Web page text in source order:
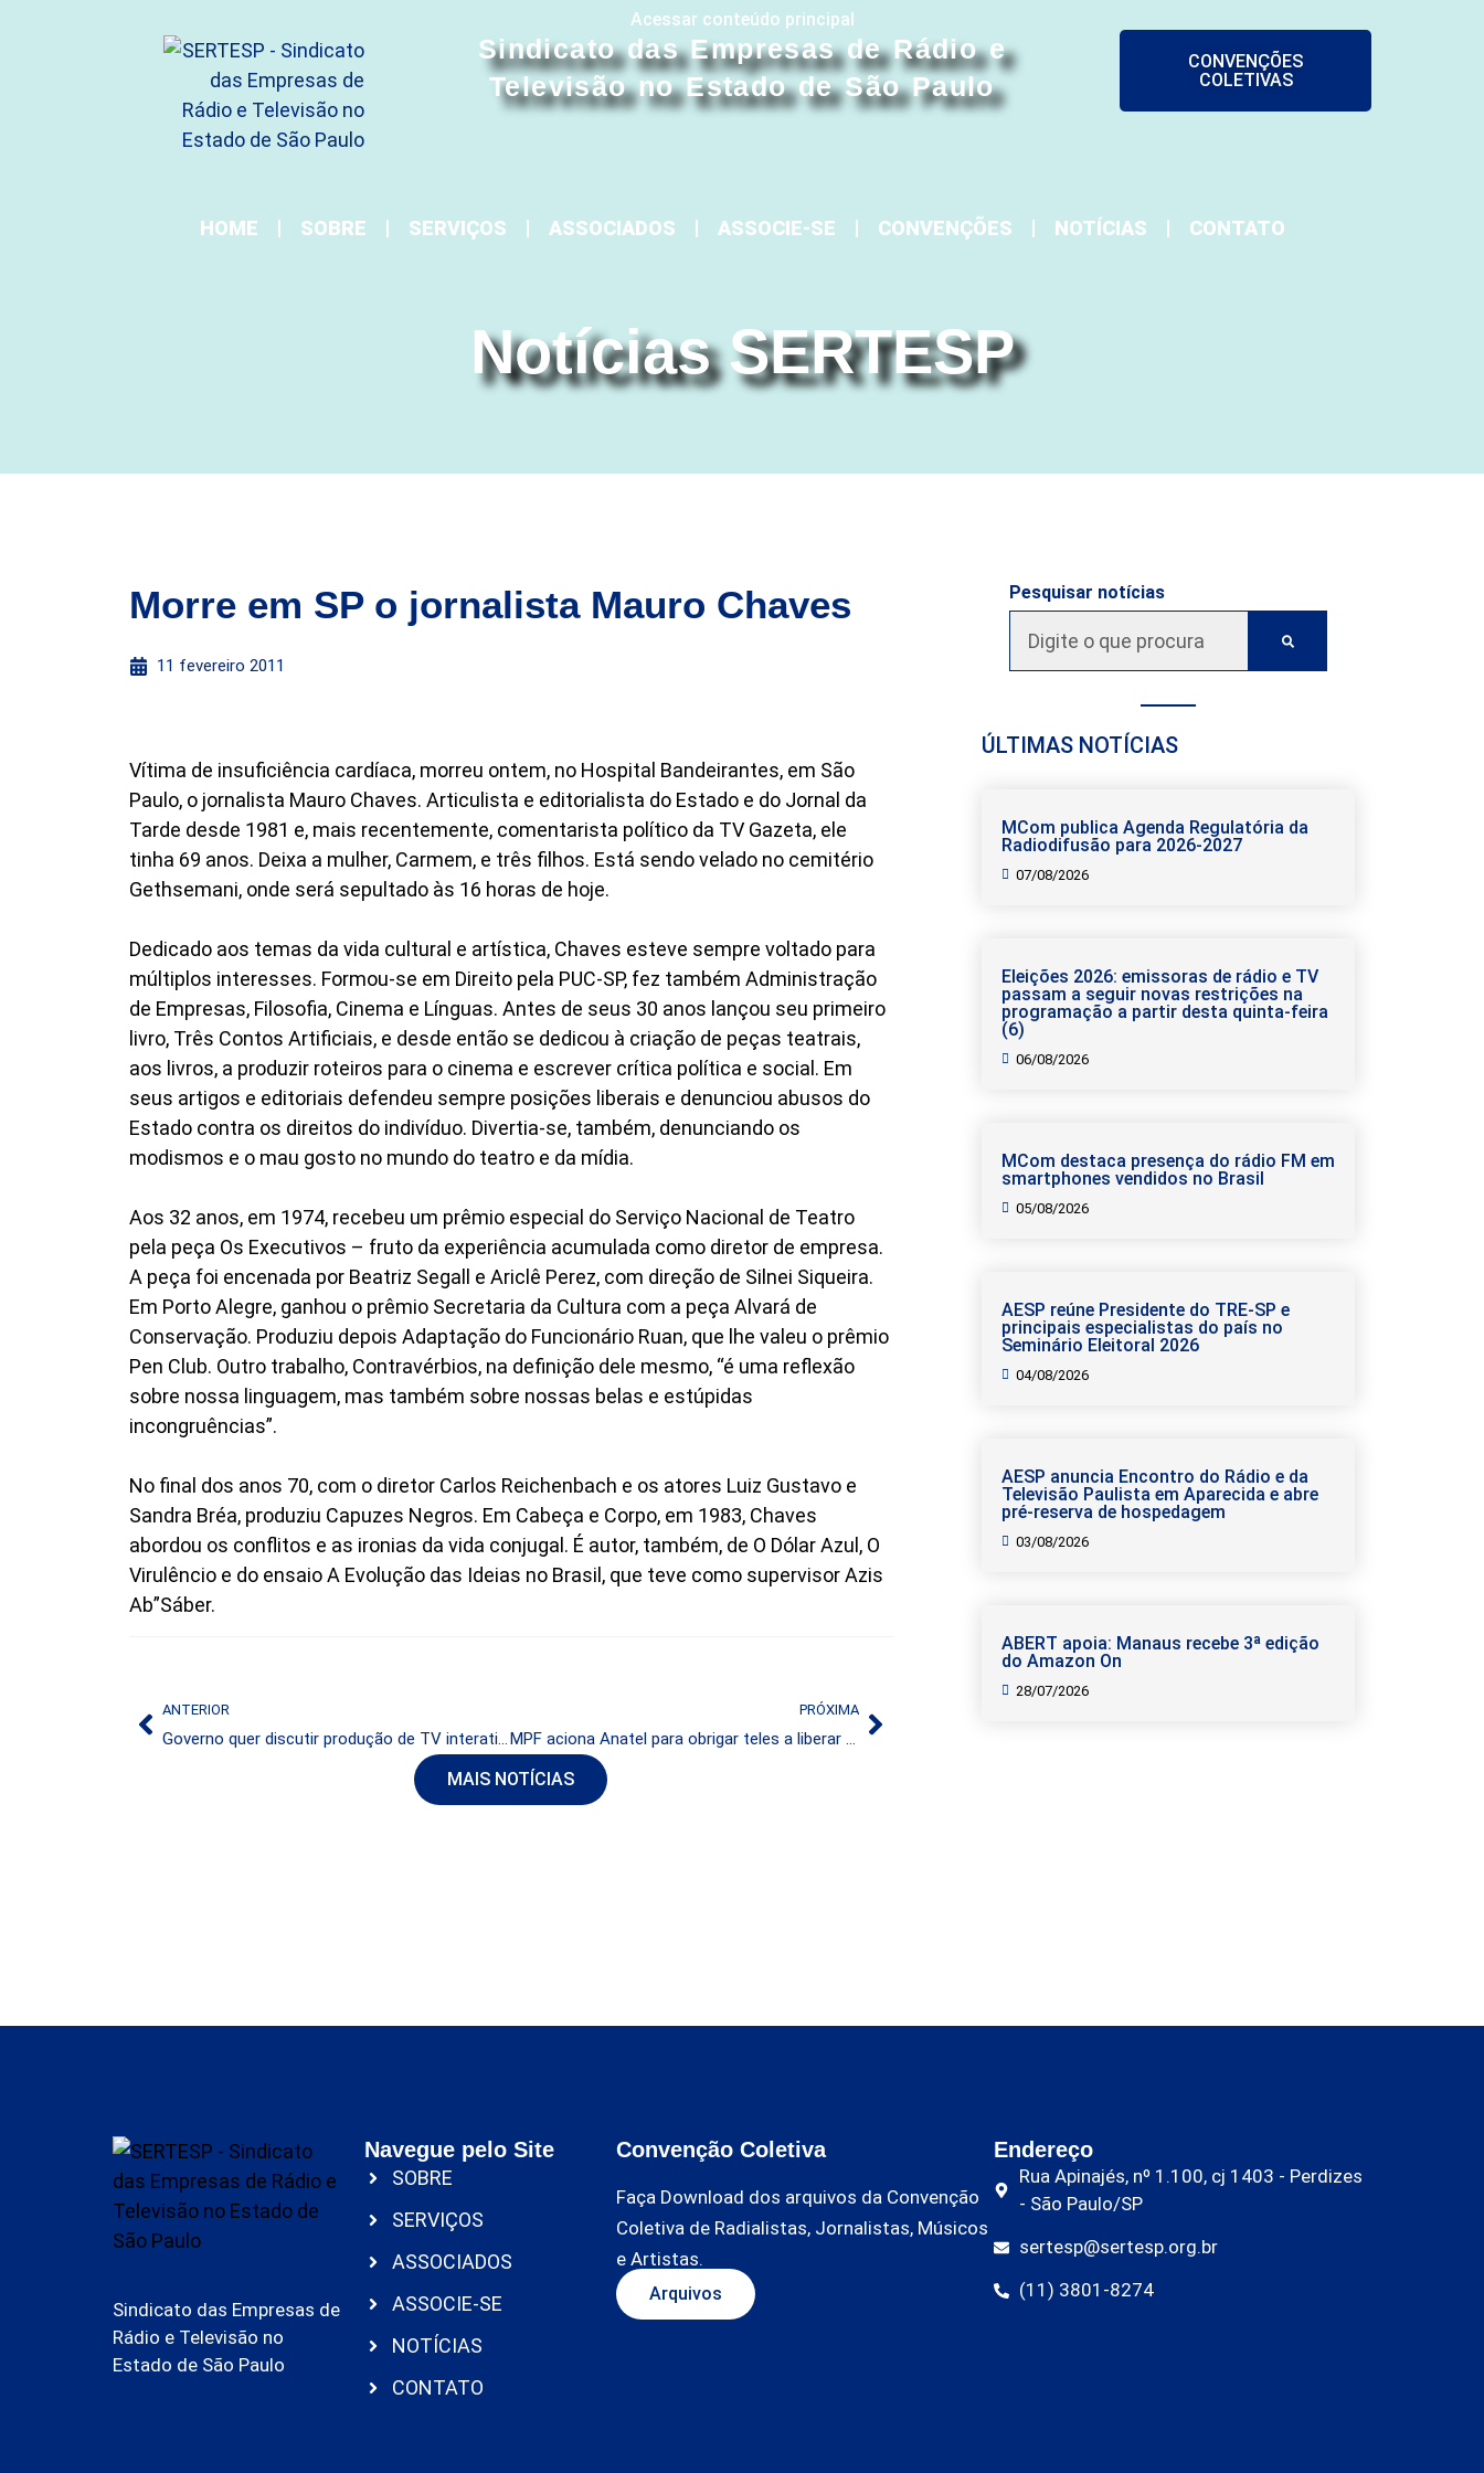
Acessar conteúdo principal
Sindicato das Empresas de Rádio e
Televisão no Estado de São Paulo
CONVENÇÕES
COLETIVAS
HOME SOBRE SERVIÇOS ASSOCIADOS ASSOCIE-SE CONVENÇÕES NOTÍCIAS CONTATO
Notícias SERTESP
Morre em SP o jornalista Mauro Chaves
11 fevereiro 2011
Vítima de insuficiência cardíaca, morreu ontem, no Hospital Bandeirantes, em São
Paulo, o jornalista Mauro Chaves. Articulista e editorialista do Estado e do Jornal da
Tarde desde 1981 e, mais recentemente, comentarista político da TV Gazeta, ele
tinha 69 anos. Deixa a mulher, Carmem, e três filhos. Está sendo velado no cemitério
Gethsemani, onde será sepultado às 16 horas de hoje.
Dedicado aos temas da vida cultural e artística, Chaves esteve sempre voltado para
múltiplos interesses. Formou-se em Direito pela PUC-SP, fez também Administração
de Empresas, Filosofia, Cinema e Línguas. Antes de seus 30 anos lançou seu primeiro
livro, Três Contos Artificiais, e desde então se dedicou à criação de peças teatrais,
aos livros, a produzir roteiros para o cinema e escrever crítica política e social. Em
seus artigos e editoriais defendeu sempre posições liberais e denunciou abusos do
Estado contra os direitos do indivíduo. Divertia-se, também, denunciando os
modismos e o mau gosto no mundo do teatro e da mídia.
Aos 32 anos, em 1974, recebeu um prêmio especial do Serviço Nacional de Teatro
pela peça Os Executivos – fruto da experiência acumulada como diretor de empresa.
A peça foi encenada por Beatriz Segall e Ariclê Perez, com direção de Silnei Siqueira.
Em Porto Alegre, ganhou o prêmio Secretaria da Cultura com a peça Alvará de
Conservação. Produziu depois Adaptação do Funcionário Ruan, que lhe valeu o prêmio
Pen Club. Outro trabalho, Contravérbios, na definição dele mesmo, “é uma reflexão
sobre nossa linguagem, mas também sobre nossas belas e estúpidas
incongruências”.
No final dos anos 70, com o diretor Carlos Reichenbach e os atores Luiz Gustavo e
Sandra Bréa, produziu Capuzes Negros. Em Cabeça e Corpo, em 1983, Chaves
abordou os conflitos e as ironias da vida conjugal. É autor, também, de O Dólar Azul, O
Virulêncio e do ensaio A Evolução das Ideias no Brasil, que teve como supervisor Azis
Ab”Sáber.
ANTERIOR
Governo quer discutir produção de TV interativa no País
PRÓXIMA
MPF aciona Anatel para obrigar teles a liberar dados de investigados
MAIS NOTÍCIAS
Pesquisar notícias
ÚLTIMAS NOTÍCIAS
MCom publica Agenda Regulatória da
Radiodifusão para 2026-2027
07/08/2026
Eleições 2026: emissoras de rádio e TV
passam a seguir novas restrições na
programação a partir desta quinta-feira
(6)
06/08/2026
MCom destaca presença do rádio FM em
smartphones vendidos no Brasil
05/08/2026
AESP reúne Presidente do TRE-SP e
principais especialistas do país no
Seminário Eleitoral 2026
04/08/2026
AESP anuncia Encontro do Rádio e da
Televisão Paulista em Aparecida e abre
pré-reserva de hospedagem
03/08/2026
ABERT apoia: Manaus recebe 3ª edição
do Amazon On
28/07/2026
Sindicato das Empresas de
Rádio e Televisão no
Estado de São Paulo
Navegue pelo Site
SOBRE
SERVIÇOS
ASSOCIADOS
ASSOCIE-SE
NOTÍCIAS
CONTATO
Convenção Coletiva
Faça Download dos arquivos da Convenção
Coletiva de Radialistas, Jornalistas, Músicos
e Artistas.
Arquivos
Endereço
Rua Apinajés, nº 1.100, cj 1403 - Perdizes
- São Paulo/SP
sertesp@sertesp.org.br
(11) 3801-8274